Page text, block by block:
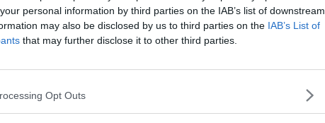
personal information by third parties on the IAB’s list of downstream
may also be disclosed by us to third parties on the IAB’s List of
that may further disclose it to other third parties.
Opt Outs